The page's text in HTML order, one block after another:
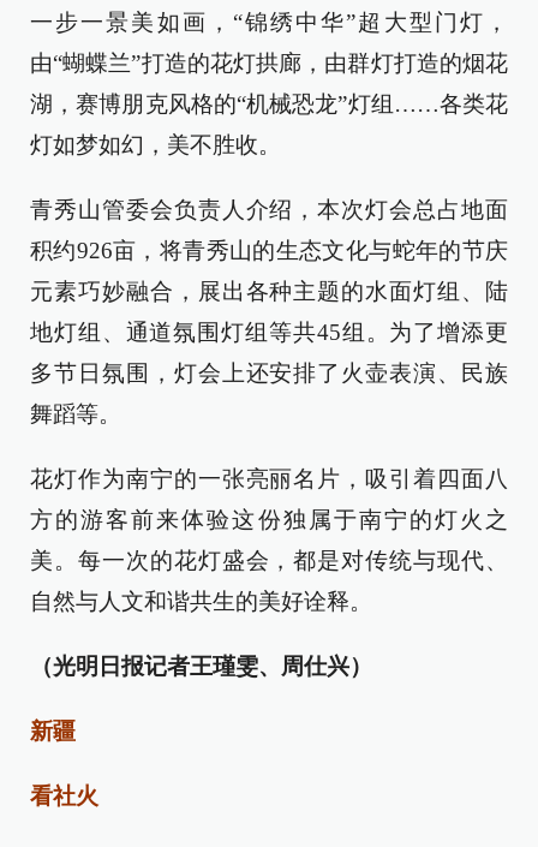
一步一景美如画，“锦绣中华”超大型门灯，
由“蝴蝶兰”打造的花灯拱廊，由群灯打造的烟花
湖，赛博朋克风格的“机械恐龙”灯组……各类花
灯如梦如幻，美不胜收。
青秀山管委会负责人介绍，本次灯会总占地面
积约926亩，将青秀山的生态文化与蛇年的节庆
元素巧妙融合，展出各种主题的水面灯组、陆
地灯组、通道氛围灯组等共45组。为了增添更
多节日氛围，灯会上还安排了火壶表演、民族
舞蹈等。
花灯作为南宁的一张亮丽名片，吸引着四面八
方的游客前来体验这份独属于南宁的灯火之
美。每一次的花灯盛会，都是对传统与现代、
自然与人文和谐共生的美好诠释。
（光明日报记者王瑾雯、周仕兴）
新疆
看社火